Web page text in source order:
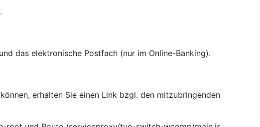
das elektronische Postfach (nur im Online-Banking).
erhalten Sie einen Link bzgl. den mitzubringenden